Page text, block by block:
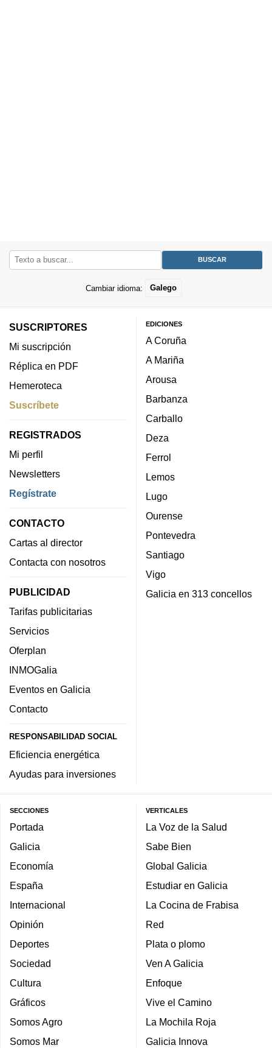
Cambiar idioma: Galego
SUSCRIPTORES
Mi suscripción
Réplica en PDF
Hemeroteca
Suscríbete
REGISTRADOS
Mi perfil
Newsletters
Regístrate
CONTACTO
Cartas al director
Contacta con nosotros
PUBLICIDAD
Tarifas publicitarias
Servicios
Oferplan
INMOGalia
Eventos en Galicia
Contacto
RESPONSABILIDAD SOCIAL
Eficiencia energética
Ayudas para inversiones
EDICIONES
A Coruña
A Mariña
Arousa
Barbanza
Carballo
Deza
Ferrol
Lemos
Lugo
Ourense
Pontevedra
Santiago
Vigo
Galicia en 313 concellos
SECCIONES
Portada
Galicia
Economía
España
Internacional
Opinión
Deportes
Sociedad
Cultura
Gráficos
Somos Agro
Somos Mar
VERTICALES
La Voz de la Salud
Sabe Bien
Global Galicia
Estudiar en Galicia
La Cocina de Frabisa
Red
Plata o plomo
Ven A Galicia
Enfoque
Vive el Camino
La Mochila Roja
Galicia Innova